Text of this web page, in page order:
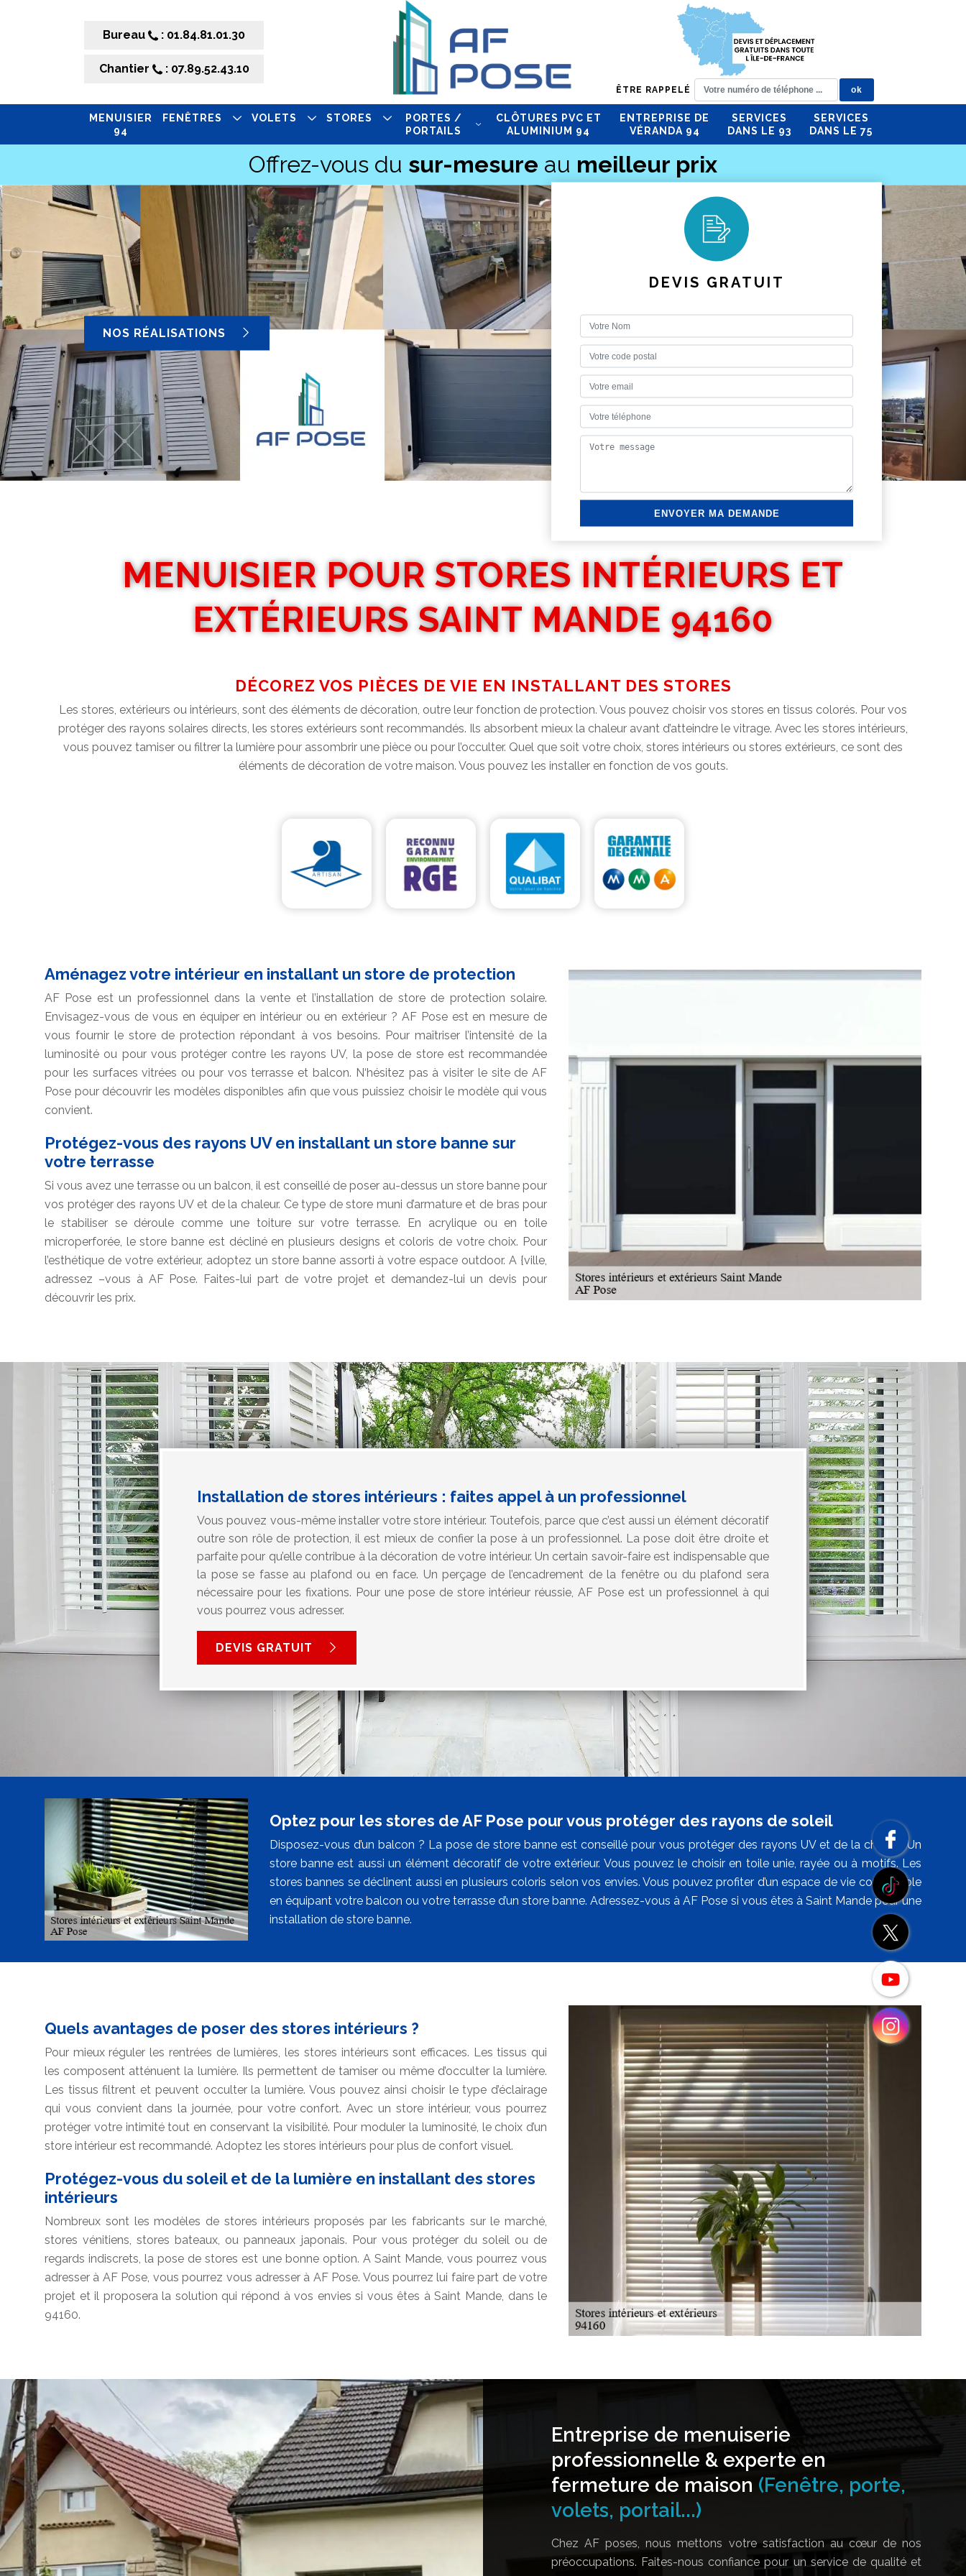
Bureau : 01.84.81.01.30
Chantier : 07.89.52.43.10
ÊTRE RAPPELÉ
MENUISIER
94
FENÊTRES VOLETS STORES
PORTES /
PORTAILS
CLÔTURES PVC ET
ALUMINIUM 94
ENTREPRISE DE
VÉRANDA 94
SERVICES
DANS LE 93
SERVICES
DANS LE 75
Offrez-vous du sur-mesure au meilleur prix
NOS RÉALISATIONS
DEVIS GRATUIT
MENUISIER POUR STORES INTÉRIEURS ET
EXTÉRIEURS SAINT MANDE 94160
DÉCOREZ VOS PIÈCES DE VIE EN INSTALLANT DES STORES
Les stores, extérieurs ou intérieurs, sont des éléments de décoration, outre leur fonction de protection. Vous pouvez choisir vos stores en tissus colorés. Pour vos
protéger des rayons solaires directs, les stores extérieurs sont recommandés. Ils absorbent mieux la chaleur avant d’atteindre le vitrage. Avec les stores intérieurs,
vous pouvez tamiser ou filtrer la lumière pour assombrir une pièce ou pour l’occulter. Quel que soit votre choix, stores intérieurs ou stores extérieurs, ce sont des
éléments de décoration de votre maison. Vous pouvez les installer en fonction de vos gouts.
Aménagez votre intérieur en installant un store de protection
AF Pose est un professionnel dans la vente et l’installation de store de protection solaire.
Envisagez-vous de vous en équiper en intérieur ou en extérieur ? AF Pose est en mesure de
vous fournir le store de protection répondant à vos besoins. Pour maîtriser l’intensité de la
luminosité ou pour vous protéger contre les rayons UV, la pose de store est recommandée
pour les surfaces vitrées ou pour vos terrasse et balcon. N‘hésitez pas à visiter le site de AF
Pose pour découvrir les modèles disponibles afin que vous puissiez choisir le modèle qui vous
convient.
Protégez-vous des rayons UV en installant un store banne sur
votre terrasse
Si vous avez une terrasse ou un balcon, il est conseillé de poser au-dessus un store banne pour
vos protéger des rayons UV et de la chaleur. Ce type de store muni d’armature et de bras pour
le stabiliser se déroule comme une toiture sur votre terrasse. En acrylique ou en toile
microperforée, le store banne est décliné en plusieurs designs et coloris de votre choix. Pour
l’esthétique de votre extérieur, adoptez un store banne assorti à votre espace outdoor. A {ville,
adressez –vous à AF Pose. Faites-lui part de votre projet et demandez-lui un devis pour
découvrir les prix.
Installation de stores intérieurs : faites appel à un professionnel
Vous pouvez vous-même installer votre store intérieur. Toutefois, parce que c’est aussi un élément décoratif
outre son rôle de protection, il est mieux de confier la pose à un professionnel. La pose doit être droite et
parfaite pour qu’elle contribue à la décoration de votre intérieur. Un certain savoir-faire est indispensable que
la pose se fasse au plafond ou en face. Un perçage de l’encadrement de la fenêtre ou du plafond sera
nécessaire pour les fixations. Pour une pose de store intérieur réussie, AF Pose est un professionnel à qui
vous pourrez vous adresser.
DEVIS GRATUIT
Optez pour les stores de AF Pose pour vous protéger des rayons de soleil
Disposez-vous d’un balcon ? La pose de store banne est conseillé pour vous protéger des rayons UV et de la chaleur. Un
store banne est aussi un élément décoratif de votre extérieur. Vous pouvez le choisir en toile unie, rayée ou à motifs. Les
stores bannes se déclinent aussi en plusieurs coloris selon vos envies. Vous pouvez profiter d’un espace de vie confortable
en équipant votre balcon ou votre terrasse d’un store banne. Adressez-vous à AF Pose si vous êtes à Saint Mande pour une
installation de store banne.
Quels avantages de poser des stores intérieurs ?
Pour mieux réguler les rentrées de lumières, les stores intérieurs sont efficaces. Les tissus qui
les composent atténuent la lumière. Ils permettent de tamiser ou même d’occulter la lumière.
Les tissus filtrent et peuvent occulter la lumière. Vous pouvez ainsi choisir le type d’éclairage
qui vous convient dans la journée, pour votre confort. Avec un store intérieur, vous pourrez
protéger votre intimité tout en conservant la visibilité. Pour moduler la luminosité, le choix d’un
store intérieur est recommandé. Adoptez les stores intérieurs pour plus de confort visuel.
Protégez-vous du soleil et de la lumière en installant des stores
intérieurs
Nombreux sont les modèles de stores intérieurs proposés par les fabricants sur le marché,
stores vénitiens, stores bateaux, ou panneaux japonais. Pour vous protéger du soleil ou de
regards indiscrets, la pose de stores est une bonne option. A Saint Mande, vous pourrez vous
adresser à AF Pose, vous pourrez vous adresser à AF Pose. Vous pourrez lui faire part de votre
projet et il proposera la solution qui répond à vos envies si vous êtes à Saint Mande, dans le
94160.
Entreprise de menuiserie
professionnelle & experte en
fermeture de maison (Fenêtre, porte,
volets, portail...)
Chez AF poses, nous mettons votre satisfaction au cœur de nos
préoccupations. Faites-nous confiance pour un service de qualité et